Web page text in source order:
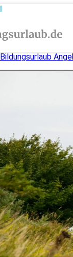
Bildungsurlaub